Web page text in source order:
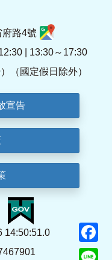
路4號
| 13:30～17:30
（國定假日除外）
宣告
14:50:51.0